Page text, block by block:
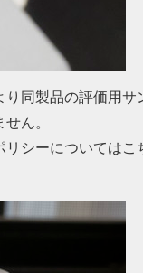
同製品の評価用
ん。
シーについてはこ